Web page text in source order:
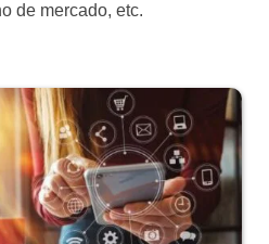
de mercado, etc.